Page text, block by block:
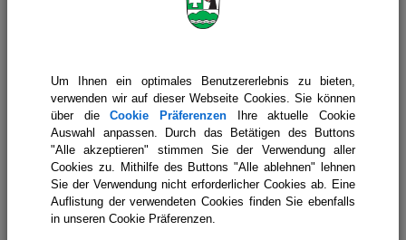
Um Ihnen ein optimales Benutzererlebnis zu bieten,
verwenden wir auf dieser Webseite Cookies. Sie können
über dieCookie Präferenzen Ihre aktuelle Cookie
Auswahl anpassen. Durch das Betätigen des Buttons
"Alle akzeptieren" stimmen Sie der Verwendung aller
Cookies zu. Mithilfe des Buttons "Alle ablehnen" lehnen
Sie der Verwendung nicht erforderlicher Cookies ab. Eine
Auflistung der verwendeten Cookies finden Sie ebenfalls
in unseren Cookie Präferenzen.